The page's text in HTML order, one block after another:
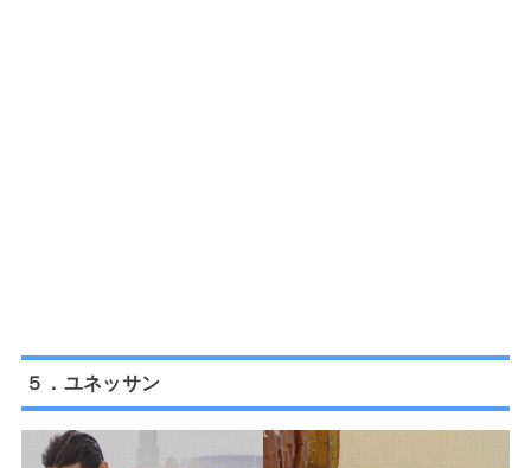
５．ユネッサン